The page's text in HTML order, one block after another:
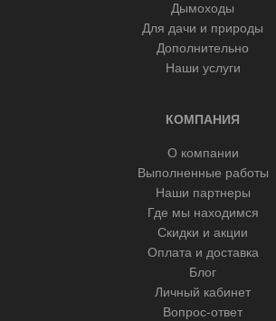
Дымоходы
Для дачи и природы
Дополнительно
Наши услуги
КОМПАНИЯ
О компании
Выполненные работы
Наши партнеры
Где мы находимся
Скидки и акции
Оплата и доставка
Блог
Личный кабинет
Вопрос-ответ